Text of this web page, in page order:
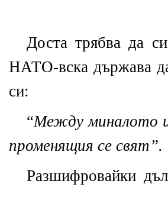
Доста трябва да
НАТО-вска държава
си:
“Между миналото
променящия се свят”.
Разшифровайки